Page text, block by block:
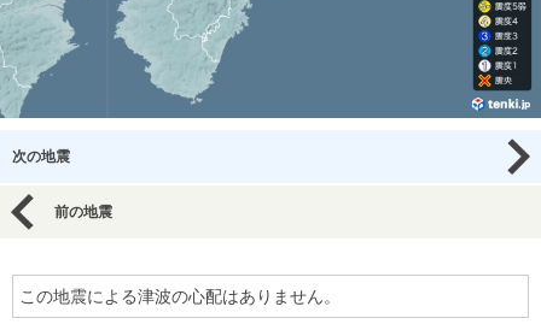
次の地震
前の地震
この地震による津波の心配はありません。